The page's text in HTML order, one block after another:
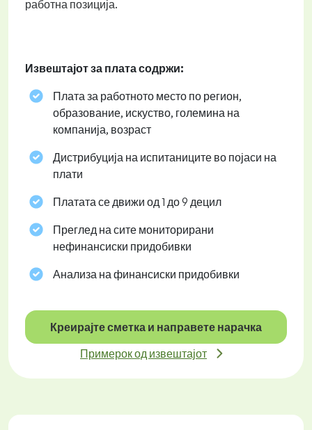
работна позиција.
Извештајот за плата содржи:
Плата за работното место по регион,
образование, искуство, големина на
компанија, возраст
Дистрибуција на испитаниците во појаси на
плати
Платата се движи од 1 до 9 децил
Преглед на сите мониторирани
нефинансиски придобивки
Анализа на финансиски придобивки
Креирајте сметка и направете нарачка
Примерок од извештајот